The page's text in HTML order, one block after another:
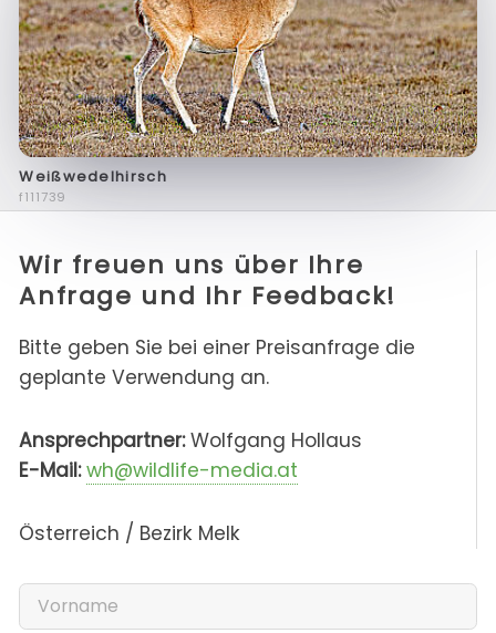
Weißwedelhirsch
f111739
Wir freuen uns über Ihre
Anfrage und Ihr Feedback!
Bitte geben Sie bei einer Preisanfrage die
geplante Verwendung an.
Ansprechpartner:Wolfgang Hollaus
E-Mail: wh@wildlife-media.at
Österreich / Bezirk Melk